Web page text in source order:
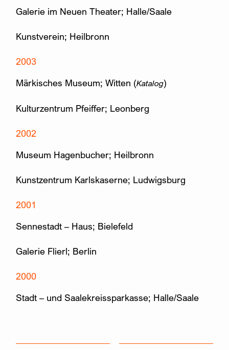
Galerie im Neuen Theater; Halle/Saale
Kunstverein; Heilbronn
2003
Märkisches Museum; Witten (Katalog)
Kulturzentrum Pfeiffer; Leonberg
2002
Museum Hagenbucher; Heilbronn
Kunstzentrum Karlskaserne; Ludwigsburg
2001
Sennestadt – Haus; Bielefeld
Galerie Flierl; Berlin
2000
Stadt – und Saalekreissparkasse; Halle/Saale